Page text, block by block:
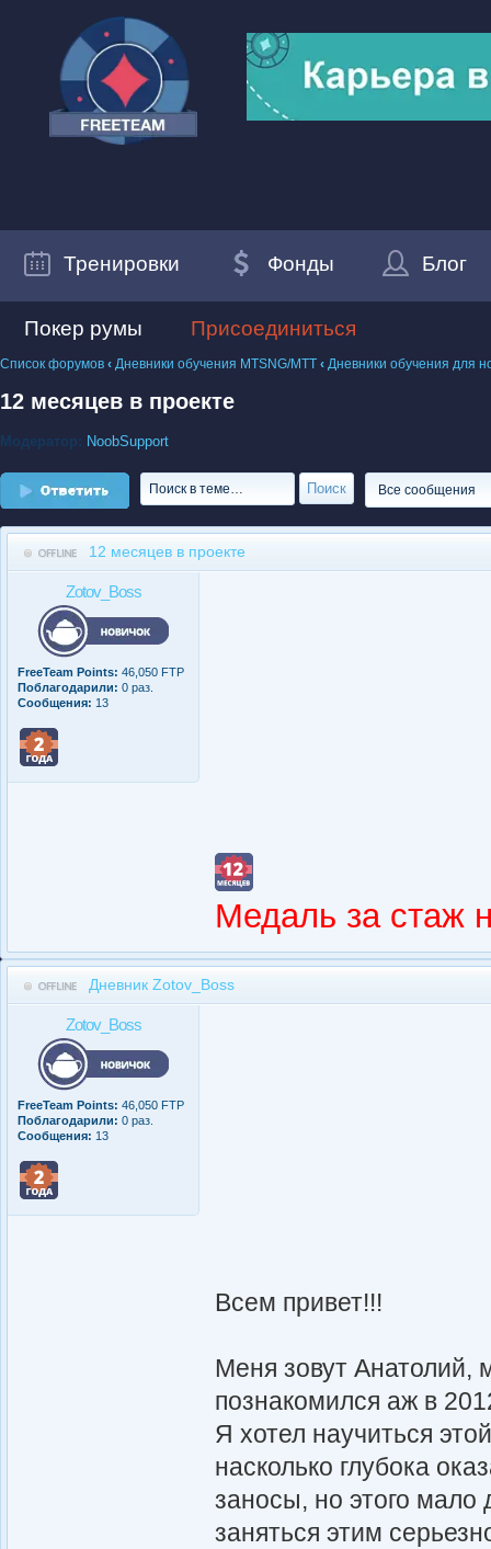
Тренировки Фонды Блог
Покер румы Присоединиться
Список форумов ‹ Дневники обучения MTSNG/МТТ ‹ Дневники обучения для
12 месяцев в проекте
Модератор: NoobSupport
Ответить
12 месяцев в проекте
Zotov_Boss
FreeTeam Points: 46,050 FTP
Поблагодарили: 0 раз.
Сообщения: 13
Медаль за стаж
Дневник Zotov_Boss
Zotov_Boss
FreeTeam Points: 46,050 FTP
Поблагодарили: 0 раз.
Сообщения: 13
Всем привет!!!
Меня зовут Анатолий,
познакомился аж в
Я хотел научиться
насколько глубока
заносы, но этого мало
заняться этим